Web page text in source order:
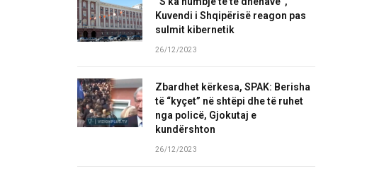
Kuvendi i Shqipërisë reagon pas
sulmit kibernetik
26/12/2023
Zbardhet kërkesa, SPAK: Berisha
të “kyçet” në shtëpi dhe të ruhet
nga policë, Gjokutaj e
kundërshton
26/12/2023